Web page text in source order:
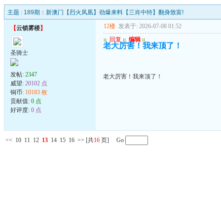
主题 : 189期：新澳门【烈火凤凰】劲爆来料【三肖中特】翻身致富!
【云锁雾楼】
圣骑士
发帖: 2347
威望: 20102 点
铜币: 10183 枚
贡献值: 0 点
好评度: 0 点
12楼 发表于: 2026-07-08 01:52
u 回复 u 编辑 u
老大厉害！我来顶了！
老大厉害！我来顶了！
<< 10 11 12 13 14 15 16 >> [共16 页] Go